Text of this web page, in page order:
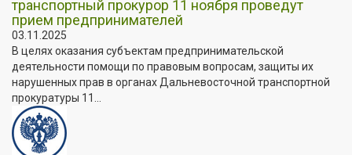
транспортный прокурор 11 ноября проведут
прием предпринимателей
03.11.2025
В целях оказания субъектам предпринимательской
деятельности помощи по правовым вопросам, защиты их
нарушенных прав в органах Дальневосточной транспортной
прокуратуры 11...